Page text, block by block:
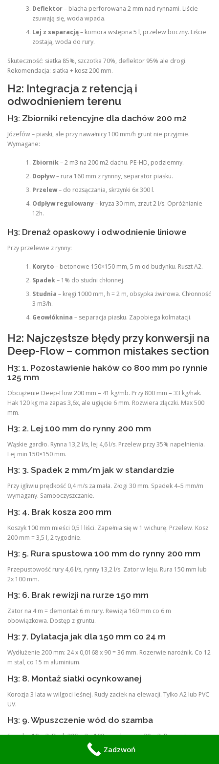
Deflektor– blacha perforowana 2 mm nad rynnami. Liście
zsuwają się, woda wpada.
Lej z separacją– komora wstępna 5 l, przelew boczny. Liście
zostają, woda do rury.
Skuteczność: siatka 85%, szczotka 70%, deflektor 95% ale drogi.
Rekomendacja: siatka + kosz 200 mm.
H2: Integracja z retencją i
odwodnieniem terenu
H3: Zbiorniki retencyjne dla dachów 200 m2
Józefów – piaski, ale przy nawałnicy 100 mm/h grunt nie przyjmie.
Wymagane:
Zbiornik– 2 m3 na 200 m2 dachu. PE-HD, podziemny.
Dopływ– rura 160 mm z rynnny, separator piasku.
Przelew– do rozsączania, skrzynki 6x 300 l.
Odpływ regulowany– kryza 30 mm, zrzut 2 l/s. Opróżnianie
12h.
H3: Drenaż opaskowy i odwodnienie liniowe
Przy przelewie z rynny:
Koryto– betonowe 150×150 mm, 5 m od budynku. Ruszt A2.
Spadek– 1% do studni chłonnej.
Studnia – kręgi 1000 mm, h = 2 m, obsypka żwirowa. Chłonność
3 m3/h.
Geowłóknina – separacja piasku. Zapobiega kolmatacji.
H2: Najczęstsze błędy przy konwersji na
Deep-Flow – common mistakes section
H3: 1. Pozostawienie haków co 800 mm po rynnie
125 mm
Obciążenie Deep-Flow 200 mm = 41 kg/mb. Przy 800 mm = 33 kg/hak.
Hak 120 kg ma zapas 3,6x, ale ugięcie 6 mm. Rozwiera złączki. Max 500
mm.
H3: 2. Lej 100 mm do rynny 200 mm
Wąskie gardło. Rynna 13,2 l/s, lej 4,6 l/s. Przelew przy 35% napełnienia.
Lej min 150×150 mm.
H3: 3. Spadek 2 mm/m jak w standardzie
Przy igliwiu prędkość 0,4 m/s za mała. Złogi 30 mm. Spadek 4–5 mm/m
wymagany. Samooczyszczanie.
H3: 4. Brak kosza 200 mm
Koszyk 100 mm mieści 0,5 l liści. Zapełnia się w 1 wichurę. Przelew. Kosz
200 mm = 3,5 l, 2 tygodnie.
H3: 5. Rura spustowa 100 mm do rynny 200 mm
Przepustowość rury 4,6 l/s, rynny 13,2 l/s. Zator w leju. Rura 150 mm lub
2x 100 mm.
H3: 6. Brak rewizji na rurze 150 mm
Zator na 4 m = demontaż 6 m rury. Rewizja 160 mm co 6 m
obowiązkowa. Dostęp z gruntu.
H3: 7. Dylatacja jak dla 150 mm co 24 m
Wydłużenie 200 mm: 24 x 0,0168 x 90 = 36 mm. Rozerwie narożnik. Co 12
m stal, co 15 m aluminium.
H3: 8. Montaż siatki ocynkowanej
Korozja 3 lata w wilgoci leśnej. Rudy zaciek na elewacji. Tylko A2 lub PVC
UV.
H3: 9. Wpuszczenie wód do szamba
Szambo 10 m3. Dach 200 m2 x 100 mm deszcz = 20 m3. Przepełnienie
po 1 nawałnicy. Zakaz. Tylko retencja lub kanalizacja deszczowa.
Zadzwoń